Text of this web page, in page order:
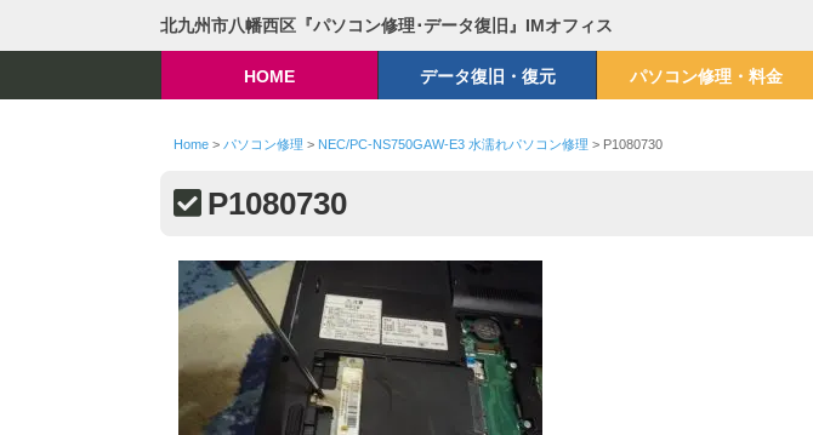
北九州市八幡西区『パソコン修理･データ復旧』IMオフィス
HOME データ復旧・復元 パソコン修理・料金
Home> パソコン修理 > NEC/PC-NS750GAW-E3 水濡れパソコン修理 > P1080730
P1080730